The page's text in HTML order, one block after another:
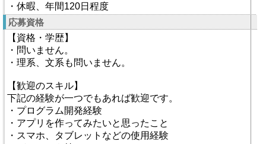
・休暇、年間120日程度
応募資格
【資格・学歴】
・問いません。
・理系、文系も問いません。
【歓迎のスキル】
下記の経験が一つでもあれば歓迎です。
・プログラム開発経験
・アプリを作ってみたいと思ったこと
・スマホ、タブレットなどの使用経験